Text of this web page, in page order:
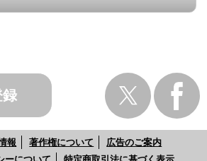
録
報 著作権について
広告のご案内